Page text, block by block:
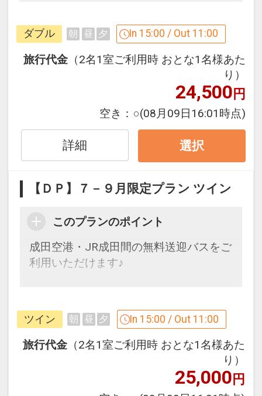
をご用意しています。
●「食事なしプラン」と「朝食付プラ
ン」を掲載しています。
の項目でご確認のうえ、予約にお進
設定期間：2026年7月1日～2026年9月
インターネットコース番号：DP-1-
17729303
ダブル 朝 昼 夕 In 15:00 / Out 11:00
旅行代金 （2名1室ご利用時 おとな1名様あた
り）
24,500円
空き： ○(08月09日16:01時点)
詳細 選択
【ＤＰ】７－９月限定プラン ツイン
このプランのポイント
成田空港・JR成田間の無料送迎バスをご
利用いただけます♪
をご用意しています。
●「食事なしプラン」と「朝食付プラ
ン」を掲載しています。
の項目でご確認のうえ、予約にお進
ツイン 朝 昼 夕 In 15:00 / Out 11:00
旅行代金 （2名1室ご利用時 おとな1名様あた
り）
25,000円